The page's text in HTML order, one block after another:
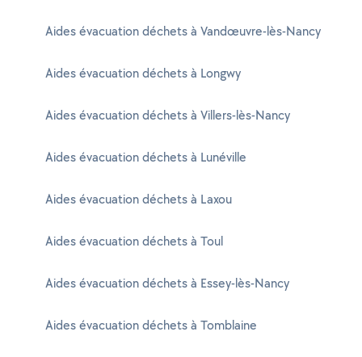
Aides évacuation déchets à Vandœuvre-lès-Nancy
Aides évacuation déchets à Longwy
Aides évacuation déchets à Villers-lès-Nancy
Aides évacuation déchets à Lunéville
Aides évacuation déchets à Laxou
Aides évacuation déchets à Toul
Aides évacuation déchets à Essey-lès-Nancy
Aides évacuation déchets à Tomblaine